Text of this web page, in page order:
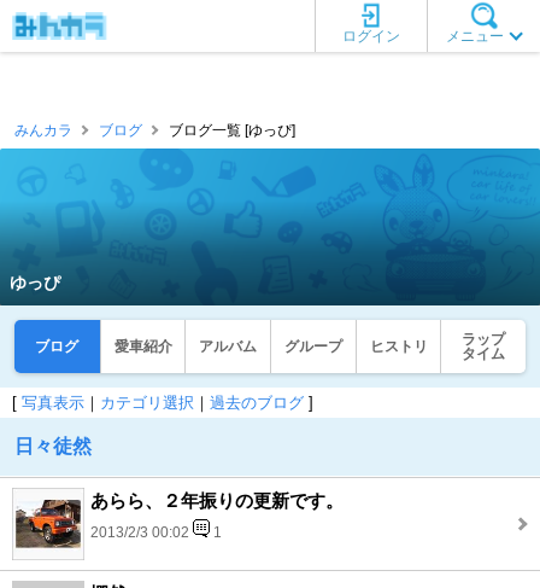
メニュー
ログイン
みんカラ ブログ ブログ一覧 [ゆっぴ]
ゆっぴ
ブログ 愛車紹介 アルバム グループ ヒストリ
ラップ
タイム
[ 写真表示 ｜ カテゴリ選択 ｜ 過去のブログ ]
日々徒然
あらら、２年振りの更新です。
2013/2/3 00:02 1